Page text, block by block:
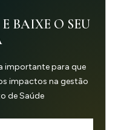
BAIXE O SEU
importante para que
impactos na gestão
de Saúde